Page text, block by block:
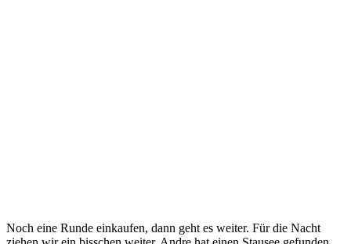
Noch eine Runde einkaufen, dann geht es weiter. Für die Nacht